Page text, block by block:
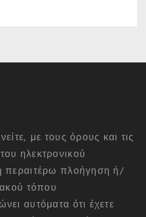
με τους όρους και τις
ηλεκτρονικού
περαιτέρω πλοήγηση ή/
τόπου
αυτόματα ότι έχετε